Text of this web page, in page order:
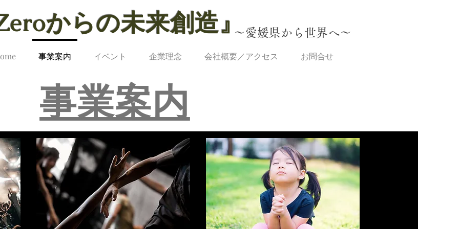
～愛媛県から世界へ～
からの未来創造』
事業案内 イベント 企業理念 会社概要／アクセス お問合せ
​事業案内